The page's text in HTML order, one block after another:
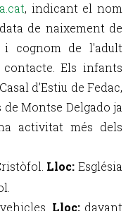
, indicant el nom
de naixement de
cognom de l'adult
Els infants
d’Estiu de Fedac,
Montse Delgado ja
activitat més dels
Lloc:Església
Lloc: davant